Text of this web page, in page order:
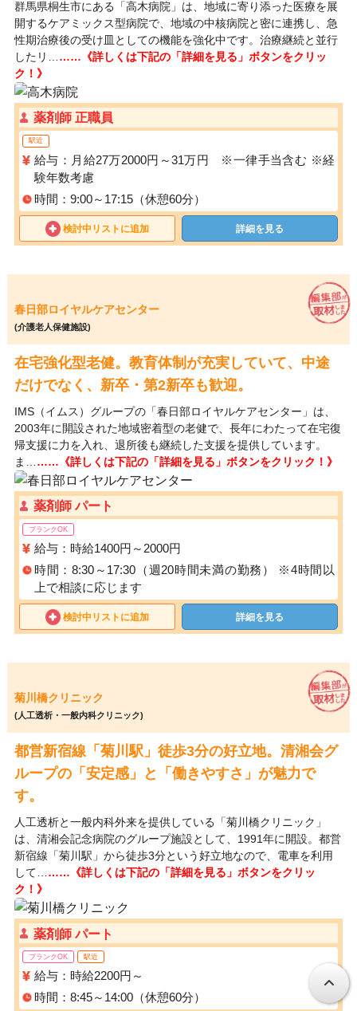
群馬県桐生市にある「高木病院」は、地域に寄り添った医療を展
開するケアミックス型病院で、地域の中核病院と密に連携し、急
性期治療後の受け皿としての機能を強化中です。治療継続と並行
したリ… ……《詳しくは下記の「詳細を見る」ボタンをクリッ
ク！》
薬剤師 正職員
駅近
給与：月給27万2000円～31万円 ※一律手当含む ※経
験年数考慮
時間：9:00～17:15（休憩60分）
検討中リストに追加 詳細を見る
春日部ロイヤルケアセンター
(介護老人保健施設)
在宅強化型老健。教育体制が充実していて、中途
だけでなく、新卒・第2新卒も歓迎。
IMS（イムス）グループの「春日部ロイヤルケアセンター」は、
2003年に開設された地域密着型の老健で、長年にわたって在宅復
帰支援に力を入れ、退所後も継続した支援を提供しています。
ま… ……《詳しくは下記の「詳細を見る」ボタンをクリック！》
薬剤師 パート
ブランクOK
給与：時給1400円～2000円
時間：8:30～17:30（週20時間未満の勤務） ※4時間以
上で相談に応じます
検討中リストに追加 詳細を見る
菊川橋クリニック
(人工透析・一般内科クリニック)
都営新宿線「菊川駅」徒歩3分の好立地。清湘会グ
ループの「安定感」と「働きやすさ」が魅力で
す。
人工透析と一般内科外来を提供している「菊川橋クリニック」
は、清湘会記念病院のグループ施設として、1991年に開設。都営
新宿線「菊川駅」から徒歩3分という好立地なので、電車を利用
して… ……《詳しくは下記の「詳細を見る」ボタンをクリッ
ク！》
薬剤師 パート
ブランクOK 駅近
給与：時給2200円～
時間：8:45～14:00（休憩60分）